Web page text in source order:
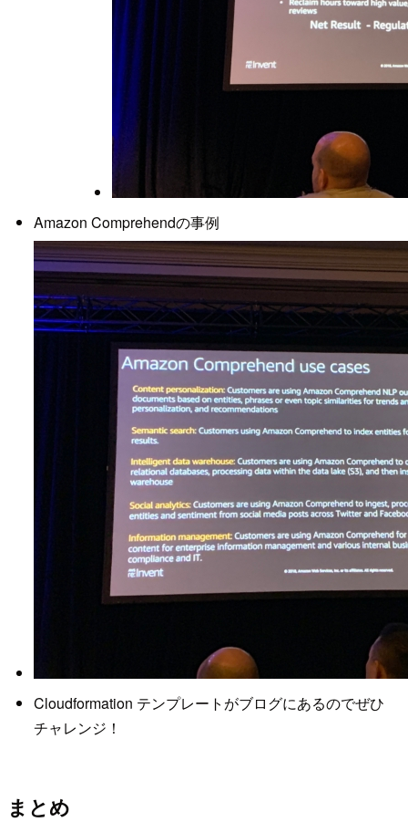
Amazon Comprehendの事例
Cloudformation テンプレートがブログにあるのでぜひ
チャレンジ！
まとめ